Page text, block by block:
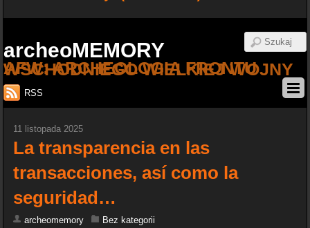
archeoMEMORY
AFW: ARCHEOLOGIA FRONTU WSCHODNIEGO WIELKIEJ WOJNY
RSS
11 listopada 2025
La transparencia en las
transacciones, así como la
seguridad…
archeomemory
Bez kategorii